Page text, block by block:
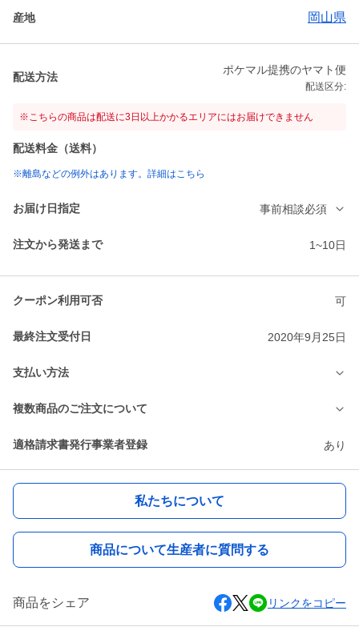
産地 岡山県
配送方法
ポケマル提携のヤマト便
配送区分:
※こちらの商品は配送に3日以上かかるエリアにはお届けできません
配送料金（送料）
※離島などの例外はあります。詳細はこちら
お届け日指定 事前相談必須
注文から発送まで 1~10日
クーポン利用可否 可
最終注文受付日 2020年9月25日
支払い方法
複数商品のご注文について
適格請求書発行事業者登録 あり
私たちについて
商品について生産者に質問する
商品をシェア リンクをコピー